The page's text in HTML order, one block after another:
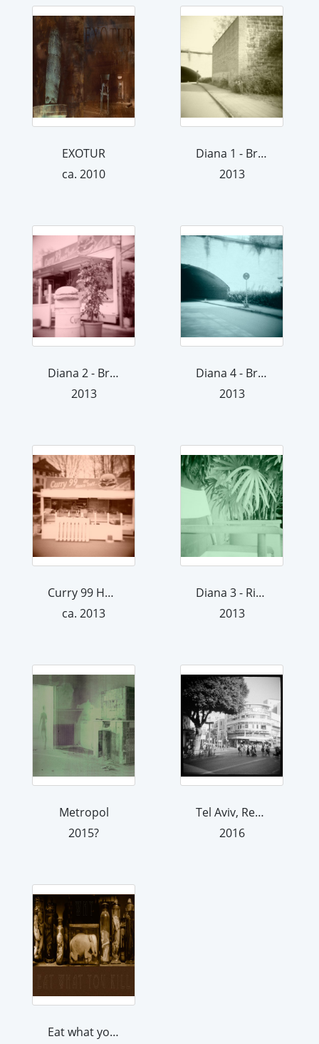
EXOTUR
ca. 2010
Diana 1 - Braunschweig
2013
Diana 2 - Brauanschweig
2013
Diana 4 - Braunschweig
2013
Curry 99 Henko Treff
ca. 2013
Diana 3 - Riehen
2013
Metropol
2015?
Tel Aviv, Rechov Allenby
2016
Eat what you kill